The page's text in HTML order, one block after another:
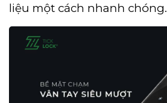
liệu một cách nhanh chóng.